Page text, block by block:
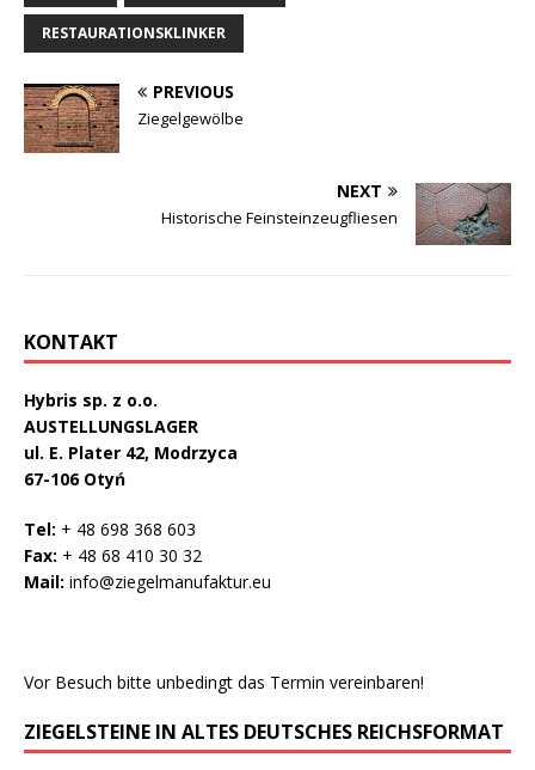
RESTAURATIONSKLINKER
PREVIOUS
Ziegelgewölbe
NEXT
Historische Feinsteinzeugfliesen
KONTAKT
Hybris sp. z o.o.
AUSTELLUNGSLAGER
ul. E. Plater 42, Modrzyca
67-106 Otyń
Tel: + 48 698 368 603
Fax: + 48 68 410 30 32
Mail: info@ziegelmanufaktur.eu
Vor Besuch bitte unbedingt das Termin vereinbaren!
ZIEGELSTEINE IN ALTES DEUTSCHES REICHSFORMAT